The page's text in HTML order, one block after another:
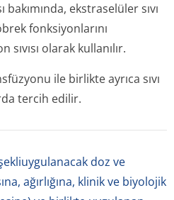
ekstraselüler sıvı
fonksiyonlarını
olarak kullanılır.
ile birlikte ayrıca sıvı
tercih edilir.
doz ve
ağırlığına, klinik ve biyolojik